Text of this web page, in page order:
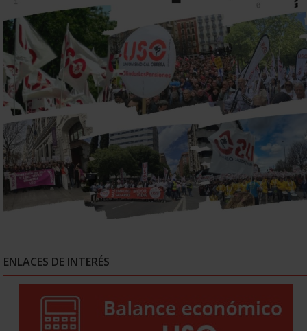
ENLACES DE INTERÉS